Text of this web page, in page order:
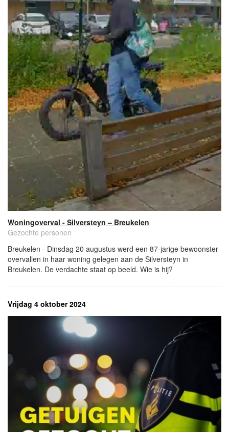
Woningoverval - Silversteyn – Breukelen
Gezochte personen
Breukelen - Dinsdag 20 augustus werd een 87-jarige bewoonster
overvallen in haar woning gelegen aan de Silversteyn in
Breukelen. De verdachte staat op beeld. Wie is hij?
Vrijdag 4 oktober 2024